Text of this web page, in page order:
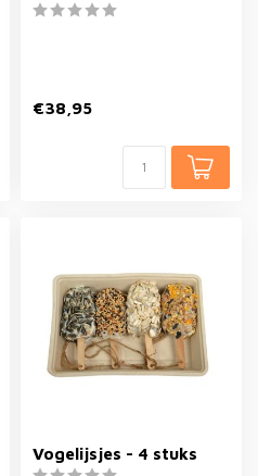
€38,95
Vogelijsjes - 4 stuks